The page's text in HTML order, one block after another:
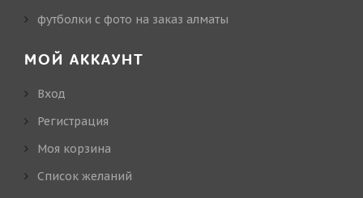
футболки с фото на заказ алматы
МОЙ АККАУНТ
Вход
Регистрация
Моя корзина
Cписок желаний